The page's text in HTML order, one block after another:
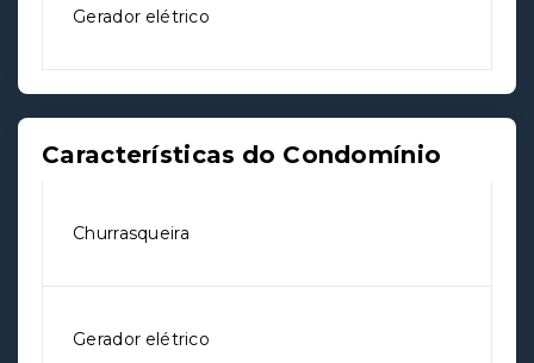
Gerador elétrico
Características do Condomínio
Churrasqueira
Gerador elétrico